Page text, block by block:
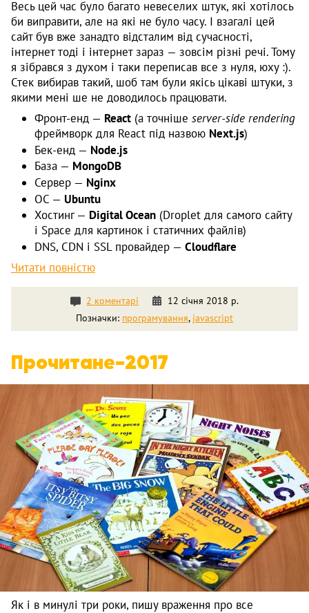
Весь цей час було багато невеселих штук, які хотілось
би виправити, але на які не було часу. І взагалі цей
сайт був вже занадто відсталим від сучасності,
інтернет тоді і інтернет зараз — зовсім різні речі. Тому
я зібрався з духом і таки переписав все з нуля, юху :).
Стек вибирав такий, шоб там були якісь цікаві штуки, з
якими мені ше не доводилось працювати.
Фронт-енд — React(а точніше server-side rendering
фреймворк для React під назвою Next.js)
Бек-енд — Node.js
База — MongoDB
Сервер — Nginx
ОС — Ubuntu
Хостинг — Digital Ocean(Droplet для самого сайту
і Space для картинок і статичних файлів)
DNS, CDN i SSL провайдер — Cloudflare
Читати повністю
2 коментарі
12 січня 2018 р.
Позначки: програмування, javascript
Прочитане-2017
Як і в минулі три роки, пишу враження про все